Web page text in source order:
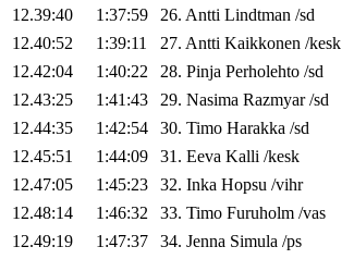
12.39:40
1:37:59 26. Antti Lindtman /sd
12.40:52
1:39:11 27. Antti Kaikkonen /kesk
12.42:04
1:40:22 28. Pinja Perholehto /sd
12.43:25
1:41:43 29. Nasima Razmyar/sd
12.44:35
1:42:54 30. Timo Harakka /sd
12.45:51
1:44:09 31. Eeva Kalli /kesk
12.47:05
1:45:23 32. Inka Hopsu /vihr
12.48:14
1:46:32 33. Timo Furuholm /vas
12.49:19
1:47:37 34. Jenna Simula /ps